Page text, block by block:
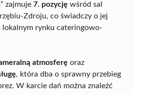
zajmuje 7. pozycję wśród sal
Zdroju, co świadczy o jej
lokalnym rynku cateringowo-
atmosferę oraz
, która dba o sprawny przebieg
W karcie dań można znaleźć